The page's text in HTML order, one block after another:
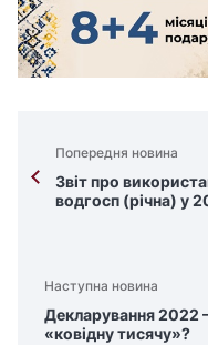
Попередня новина
Звіт про
водгосп (річна) у
Наступна новина
Декларування 2022
«ковідну тисячу»?